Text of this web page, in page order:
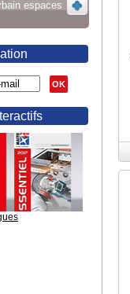
espaces
OK